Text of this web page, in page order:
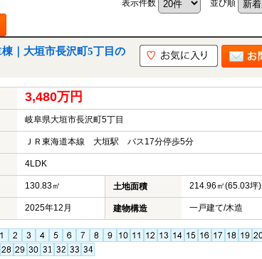
表示件数 並び順
｜大垣市長沢町5丁目の
3,480万円
岐阜県大垣市長沢町5丁目
ＪＲ東海道本線 大垣駅 バス17分停歩5分
4LDK
130.83㎡ 土地面積 214.96㎡(65.03坪)
2025年12月 建物構造 一戸建て/木造